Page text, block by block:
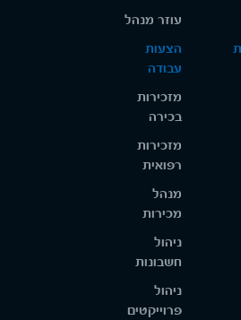
עוזר מנהל
הצעות
עבודה
מזכירות
בכירה
מזכירות
רפואית
מנהל
מכירות
ניהול
חשבונות
ניהול
פרוייקטים